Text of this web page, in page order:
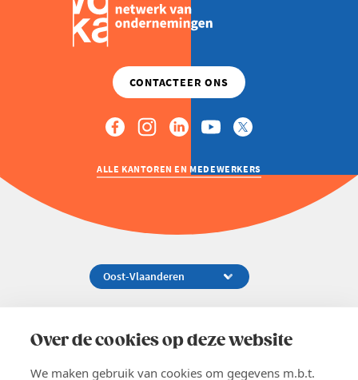
Over de cookies op deze website
We maken gebruik van cookies om gegevens m.b.t.
ALLE KANTOREN EN MEDEWERKERS
02 229 81 11